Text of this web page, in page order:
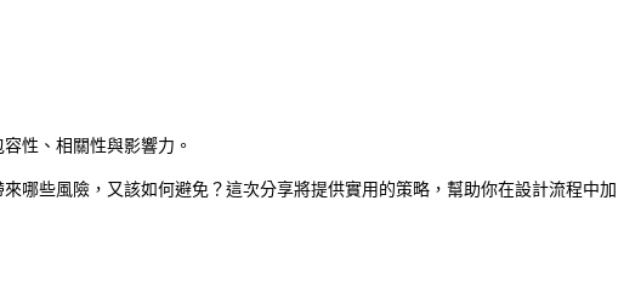
性、相關性與影響力。
哪些風險，又該如何避免？這次分享將提供實用的策略，幫助你在設計流程中加